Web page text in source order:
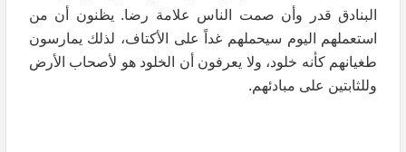
البنادق قدر وأن صمت الناس علامة رضا. يظنون أن من
استعملهم اليوم سيحملهم غداً على الأكتاف، لذلك يمارسون
طغيانهم كأنه خلود، ولا يعرفون أن الخلود هو لأصحاب الأرض
وللثابتين على مبادئهم.